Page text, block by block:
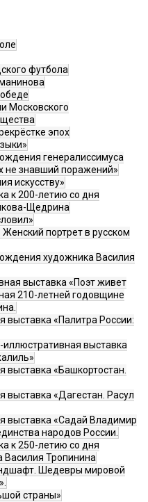
футбола
Московского
эпох
генералиссимуса
не знавший поражений»
искусству»
к 200-летию со дня
Щедрина
портрет в русском
художника Василия
выставка «Поэт живет
210-летней годовщине
выставка «Палитра России:
выставка
выставка «Башкортостан.
выставка «Дагестан. Расул
выставка «Садай Владимир
народов России.
к 250-летию со дня
Тропинина
Шедевры мировой
страны»